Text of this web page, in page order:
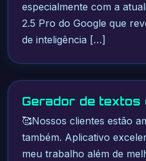
especialmente com a
2.5 Pro do Google que
de inteligência […]
Gerador de textos
🥰Nossos clientes estão
também. Aplicativo
meu trabalho além de